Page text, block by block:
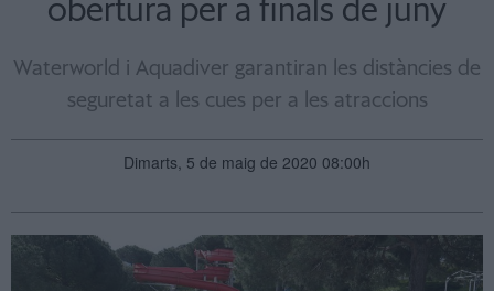
obertura per a finals de juny
Waterworld i Aquadiver garantiran les distàncies de
seguretat a les cues per a les atraccions
Dimarts, 5 de maig de 2020 08:00h